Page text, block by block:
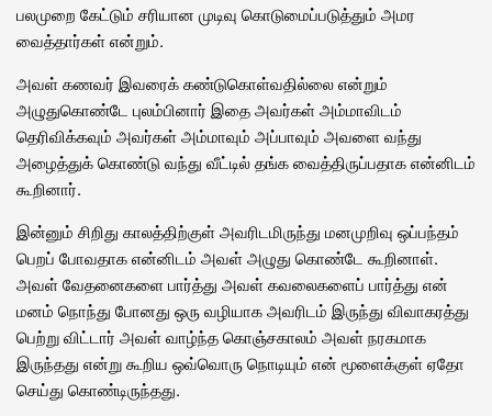
பலமுறை கேட்டும் சரியான முடிவு கொடுமைப்படுத்தும் அமர
வைத்தார்கள் என்றும்.
அவள் கணவர் இவரைக் கண்டுகொள்வதில்லை என்றும்
அழுதுகொண்டே புலம்பினார் இதை அவர்கள் அம்மாவிடம்
தெரிவிக்கவும் அவர்கள் அம்மாவும் அப்பாவும் அவளை வந்து
அழைத்துக் கொண்டு வந்து வீட்டில் தங்க வைத்திருப்பதாக என்னிடம்
கூறினார்.
இன்னும் சிறிது காலத்திற்குள் அவரிடமிருந்து மனமுறிவு ஒப்பந்தம்
பெறப் போவதாக என்னிடம் அவள் அழுது கொண்டே கூறினாள்.
அவள் வேதனைகளை பார்த்து அவள் கவலைகளைப் பார்த்து என்
மனம் நொந்து போனது ஒரு வழியாக அவரிடம் இருந்து விவாகரத்து
பெற்று விட்டார் அவள் வாழ்ந்த கொஞ்சகாலம் அவள் நரகமாக
இருந்தது என்று கூறிய ஒவ்வொரு நொடியும் என் மூளைக்குள் ஏதோ
செய்து கொண்டிருந்தது.